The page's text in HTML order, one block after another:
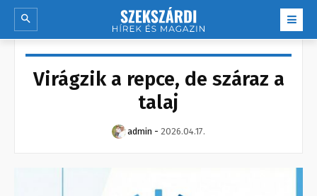
Virágzik a repce, de száraz a
talaj
admin - 2026.04.17.